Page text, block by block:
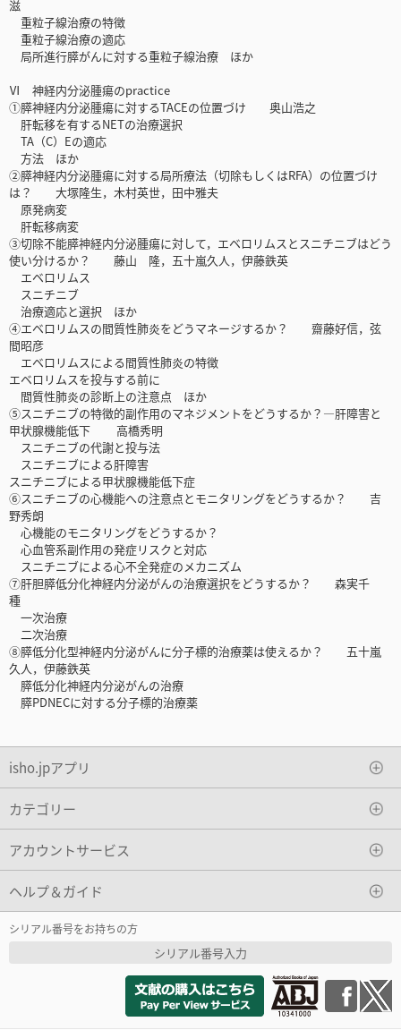
滋
重粒子線治療の特徴
重粒子線治療の適応
局所進行膵がんに対する重粒子線治療 ほか
Ⅵ 神経内分泌腫瘍のpractice
①膵神経内分泌腫瘍に対するTACEの位置づけ 奥山浩之
肝転移を有するNETの治療選択
TA（C）Eの適応
方法 ほか
②膵神経内分泌腫瘍に対する局所療法（切除もしくはRFA）の位置づけ
は？ 大塚隆生，木村英世，田中雅夫
原発病変
肝転移病変
③切除不能膵神経内分泌腫瘍に対して，エベロリムスとスニチニブはどう
使い分けるか？ 藤山 隆，五十嵐久人，伊藤鉄英
エベロリムス
スニチニブ
治療適応と選択 ほか
④エベロリムスの間質性肺炎をどうマネージするか？ 齋藤好信，弦
間昭彦
エベロリムスによる間質性肺炎の特徴
エベロリムスを投与する前に
間質性肺炎の診断上の注意点 ほか
⑤スニチニブの特徴的副作用のマネジメントをどうするか？―肝障害と
甲状腺機能低下 高橋秀明
スニチニブの代謝と投与法
スニチニブによる肝障害
スニチニブによる甲状腺機能低下症
⑥スニチニブの心機能への注意点とモニタリングをどうするか？ 吉
野秀朗
心機能のモニタリングをどうするか？
心血管系副作用の発症リスクと対応
スニチニブによる心不全発症のメカニズム
⑦肝胆膵低分化神経内分泌がんの治療選択をどうするか？ 森実千
種
一次治療
二次治療
⑧膵低分化型神経内分泌がんに分子標的治療薬は使えるか？ 五十嵐
久人，伊藤鉄英
膵低分化神経内分泌がんの治療
膵PDNECに対する分子標的治療薬
isho.jpアプリ
カテゴリー
アカウントサービス
ヘルプ＆ガイド
シリアル番号をお持ちの方
シリアル番号入力